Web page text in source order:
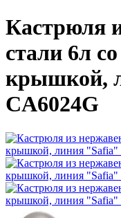
Кастрюля
стали 6л
крышкой,
CA6024G